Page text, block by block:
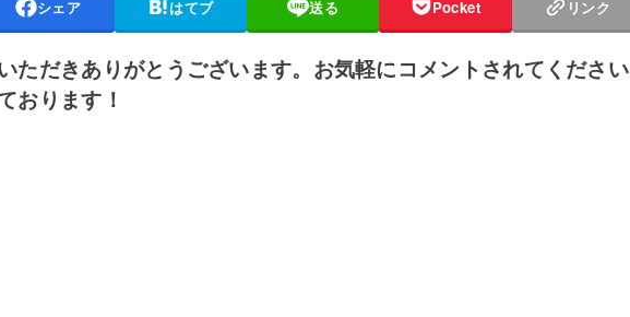
シェア はてブ 送る Pocket リンク
ただきありがとうございます。お気軽にコメントされてください
おります！